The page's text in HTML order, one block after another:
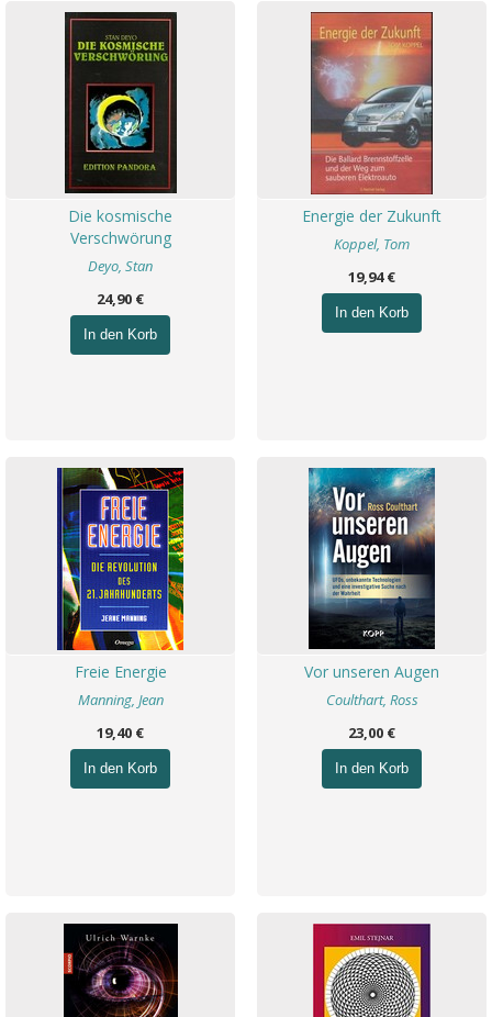
Die kosmische
Verschwörung
Deyo, Stan
24,90 €
In den Korb
Energie der Zukunft
Koppel, Tom
19,94 €
In den Korb
Freie Energie
Manning, Jean
19,40 €
In den Korb
Vor unseren Augen
Coulthart, Ross
23,00 €
In den Korb